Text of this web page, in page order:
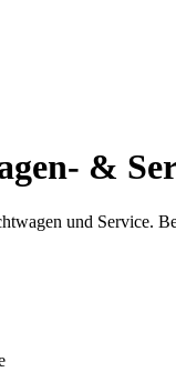
&
und Service.